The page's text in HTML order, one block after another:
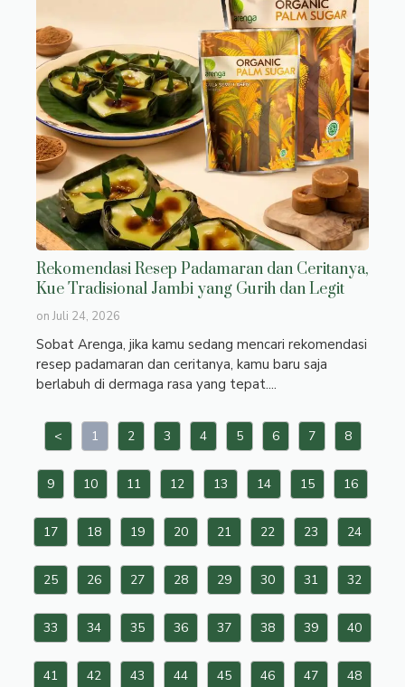
Rekomendasi Resep Padamaran dan Ceritanya,
Kue Tradisional Jambi yang Gurih dan Legit
on Juli 24, 2026
Sobat Arenga, jika kamu sedang mencari rekomendasi
resep padamaran dan ceritanya, kamu baru saja
berlabuh di dermaga rasa yang tepat....
< 1 2 3 4 5 6 7 8
9 10 11 12 13 14 15 16
17 18 19 20 21 22 23 24
25 26 27 28 29 30 31 32
33 34 35 36 37 38 39 40
41 42 43 44 45 46 47 48